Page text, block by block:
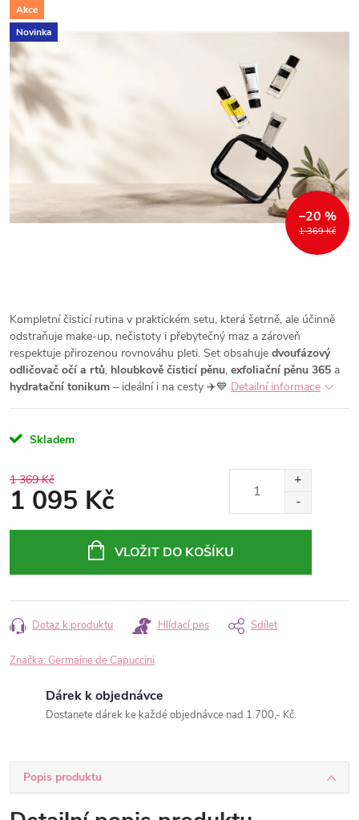
Akce
Novinka
1 369 Kč
–20 %
Kompletní čisticí rutina v praktickém setu, která šetrně, ale účinně
odstraňuje make-up, nečistoty i přebytečný maz a zároveň
respektuje přirozenou rovnováhu pleti. Set obsahuje dvoufázový
odličovač očí a rtů, hloubkově čisticí pěnu, exfoliační pěnu 365 a
hydratační tonikum – ideální i na cesty ✈️💙 Detailní informace
Skladem
1 369 Kč
1 095 Kč
VLOŽIT DO KOŠÍKU
Dotaz k produktu Hlídací pes Sdílet
Značka: Germaine de Capuccini
Dárek k objednávce
Dostanete dárek ke každé objednávce nad 1.700,- Kč.
Popis produktu